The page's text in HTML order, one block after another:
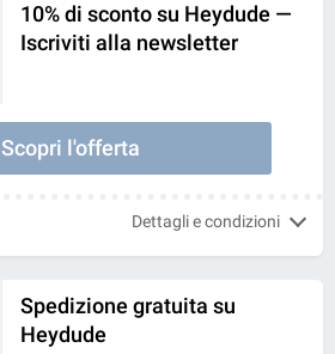
10% di sconto su Heydude —
Iscriviti alla newsletter
Scopri l'offerta
Dettagli e condizioni
Spedizione gratuita su
Heydude